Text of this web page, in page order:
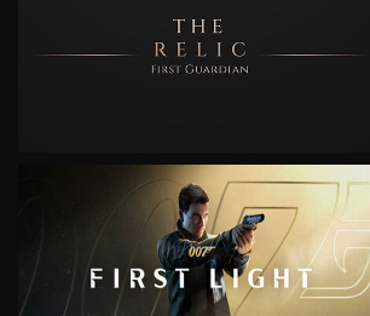
VIEW
VIEW